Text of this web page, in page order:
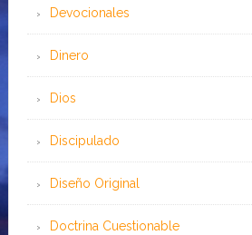
Devocionales
Dinero
Dios
Discipulado
Diseño Original
Doctrina Cuestionable